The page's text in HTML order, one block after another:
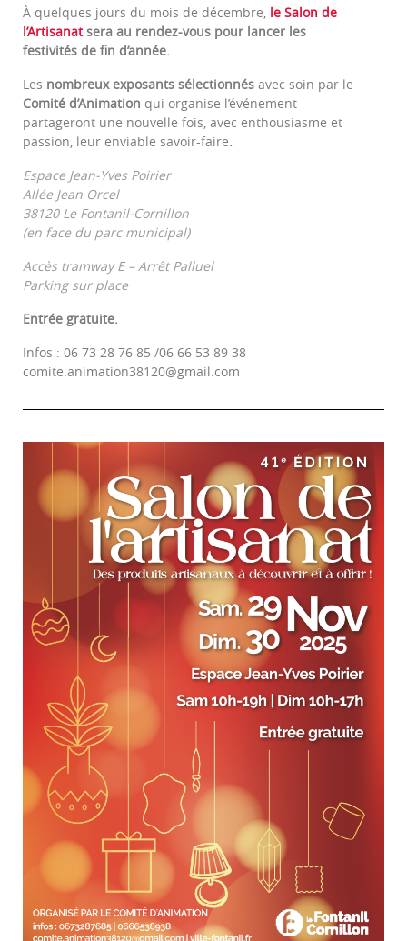
À quelques jours du mois de décembre, le Salon de
l’Artisanatsera au rendez-vous pour lancer les
festivités de fin d’année.
Les nombreux exposants sélectionnés avec soin par le
Comité d’Animation qui organise l’événement
partageront une nouvelle fois, avec enthousiasme et
passion, leur enviable savoir-faire.
Espace Jean-Yves Poirier
Allée Jean Orcel
38120 Le Fontanil-Cornillon
(en face du parc municipal)
Accès tramway E – Arrêt Palluel
Parking sur place
Entrée gratuite.
Infos : 06 73 28 76 85 /06 66 53 89 38
comite.animation38120@gmail.com